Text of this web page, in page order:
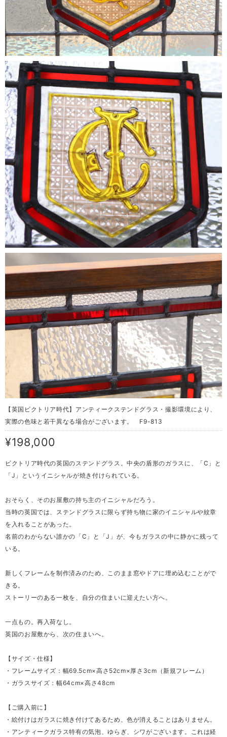
【英国ビクトリア時代】アンティークステンドグラス・撮影環境により、
実際の色味と若干異なる場合がございます。 F9-813
¥198,000
ビクトリア時代の英国のステンドグラス。中央の盾形のガラスに、「C」と
「J」というイニシャルが焼き付けられている。
おそらく、そのお屋敷の持ち主のイニシャルだろう。
当時の英国では、ステンドグラスに限らず持ち物に家のイニシャルや紋章
を入れることがあった。
名前のわからない誰かの「C」と「J」が、今もガラスの中に静かに残って
いる。
新しくフレームを制作済みのため、このまま窓やドアに埋め込むことがで
きる。
ストーリーのある一枚を、自分の住まいに迎えたい方へ。
一点もの。再入荷なし。
英国のお屋敷から、次の住まいへ。
【サイズ・仕様】
・フレームサイズ：幅69.5cm×高さ52cm×厚さ3cm（新規フレーム）
・ガラスサイズ：幅64cm×高さ48cm
【ご購入前に】
・絵付けはガラスに焼き付けてあるため、色が消えることはありません。
・アンティークガラス特有の気泡、ゆらぎ、シワがございます。これは経